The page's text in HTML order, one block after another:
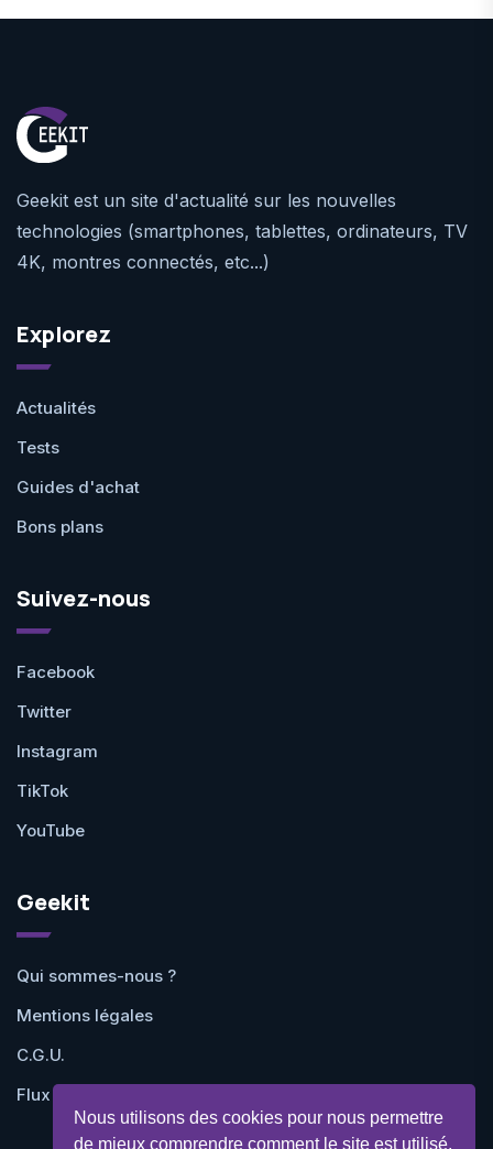
Nous utilisons des cookies pour nous permettre
de mieux comprendre comment le site est utilisé.
Geekit est un site d'actualité sur les nouvelles
technologies (smartphones, tablettes, ordinateurs, TV
4K, montres connectés, etc...)
Explorez
Actualités
Tests
Guides d'achat
Bons plans
Suivez-nous
Facebook
Twitter
Instagram
TikTok
YouTube
Geekit
Qui sommes-nous ?
Mentions légales
C.G.U.
Flux RSS